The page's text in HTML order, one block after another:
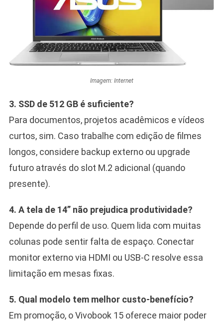
Imagem: Internet
3. SSD de 512 GB é suficiente?
Para documentos, projetos acadêmicos e vídeos
curtos, sim. Caso trabalhe com edição de filmes
longos, considere backup externo ou upgrade
futuro através do slot M.2 adicional (quando
presente).
4. A tela de 14” não prejudica produtividade?
Depende do perfil de uso. Quem lida com muitas
colunas pode sentir falta de espaço. Conectar
monitor externo via HDMI ou USB-C resolve essa
limitação em mesas fixas.
5. Qual modelo tem melhor custo-benefício?
Em promoção, o Vivobook 15 oferece maior poder